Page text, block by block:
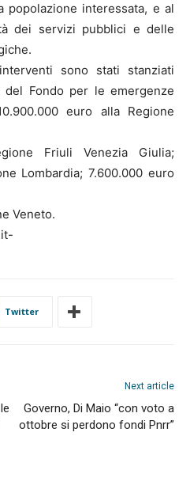
popolazione interessata, e al
dei servizi pubblici e delle
sono stati stanziati
Fondo per le emergenze
euro alla Regione
Friuli Venezia Giulia;
Lombardia; 7.600.000 euro
Veneto.
Twitter
Next article
Governo, Di Maio “con voto a
ottobre si perdono fondi Pnrr”